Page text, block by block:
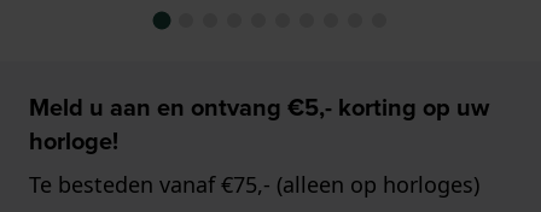
Meld u aan en ontvang €5,- korting op uw
horloge!
Te besteden vanaf €75,- (alleen op horloges)